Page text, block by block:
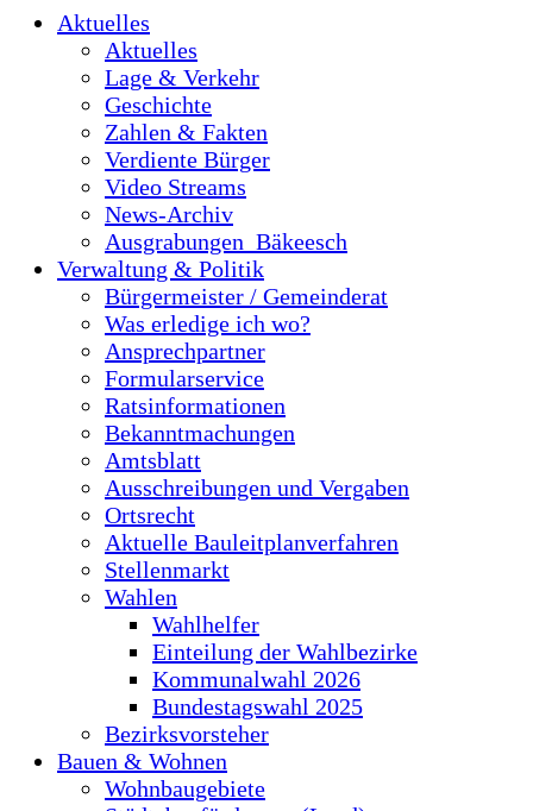
Aktuelles
Aktuelles
Lage & Verkehr
Geschichte
Zahlen & Fakten
Verdiente Bürger
Video Streams
News-Archiv
Ausgrabungen_Bäkeesch
Verwaltung & Politik
Bürgermeister / Gemeinderat
Was erledige ich wo?
Ansprechpartner
Formularservice
Ratsinformationen
Bekanntmachungen
Amtsblatt
Ausschreibungen und Vergaben
Ortsrecht
Aktuelle Bauleitplanverfahren
Stellenmarkt
Wahlen
Wahlhelfer
Einteilung der Wahlbezirke
Kommunalwahl 2026
Bundestagswahl 2025
Bezirksvorsteher
Bauen & Wohnen
Wohnbaugebiete